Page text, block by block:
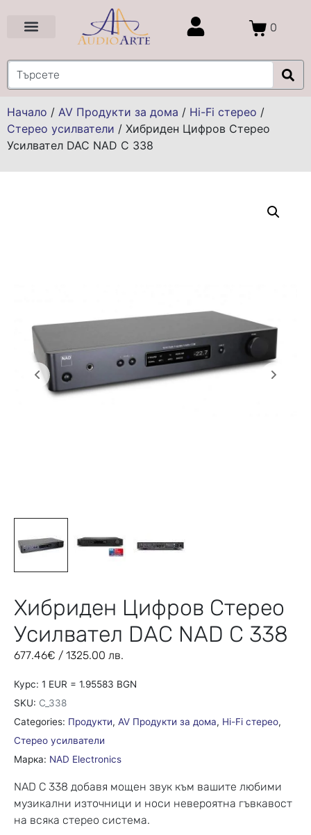
0
Начало / AV Продукти за дома / Hi-Fi стерео /
Стерео усилватели / Хибриден Цифров Стерео
Усилвател DAC NAD C 338
Хибриден Цифров Стерео
Усилвател DAC NAD C 338
677.46€ / 1325.00 лв.
Курс: 1 EUR = 1.95583 BGN
SKU: C_338
Categories: Продукти, AV Продукти за дома, Hi-Fi стерео,
Стерео усилватели
Марка: NAD Electronics
NAD C 338 добавя мощен звук към вашите любими
музикални източници и носи невероятна гъвкавост
на всяка стерео система.